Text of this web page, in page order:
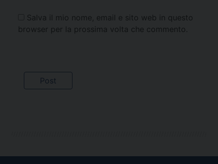
Salva il mio nome, email e sito web in questo
browser per la prossima volta che commento.